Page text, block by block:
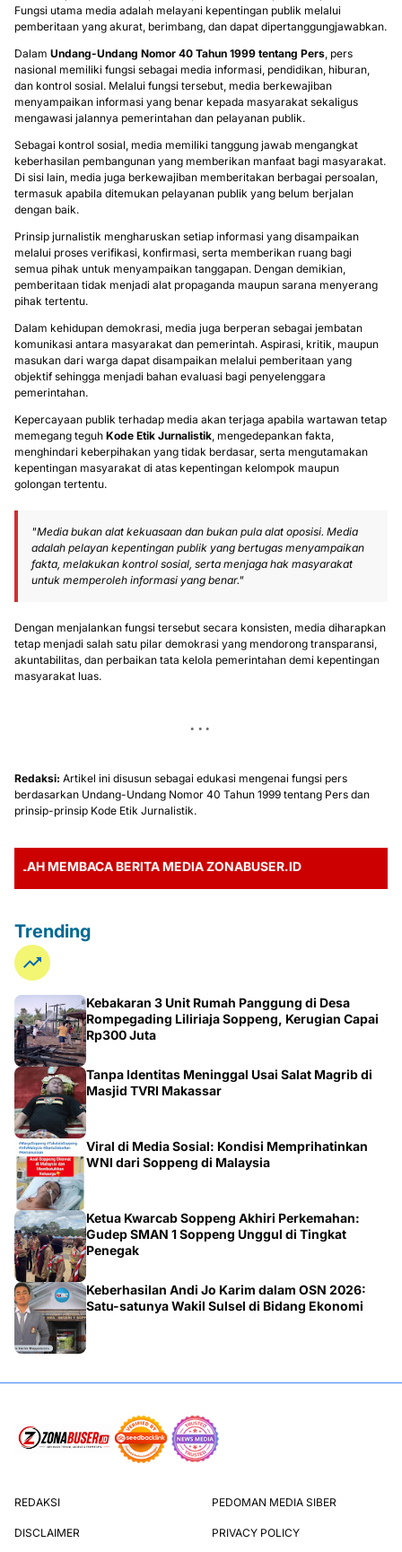
Fungsi utama media adalah melayani kepentingan publik melalui
pemberitaan yang akurat, berimbang, dan dapat dipertanggungjawabkan.
Dalam Undang-Undang Nomor 40 Tahun 1999 tentang Pers , pers
nasional memiliki fungsi sebagai media informasi, pendidikan, hiburan,
dan kontrol sosial. Melalui fungsi tersebut, media berkewajiban
menyampaikan informasi yang benar kepada masyarakat sekaligus
mengawasi jalannya pemerintahan dan pelayanan publik.
Sebagai kontrol sosial, media memiliki tanggung jawab mengangkat
keberhasilan pembangunan yang memberikan manfaat bagi masyarakat.
Di sisi lain, media juga berkewajiban memberitakan berbagai persoalan,
termasuk apabila ditemukan pelayanan publik yang belum berjalan
dengan baik.
Prinsip jurnalistik mengharuskan setiap informasi yang disampaikan
melalui proses verifikasi, konfirmasi, serta memberikan ruang bagi
semua pihak untuk menyampaikan tanggapan. Dengan demikian,
pemberitaan tidak menjadi alat propaganda maupun sarana menyerang
pihak tertentu.
Dalam kehidupan demokrasi, media juga berperan sebagai jembatan
komunikasi antara masyarakat dan pemerintah. Aspirasi, kritik, maupun
masukan dari warga dapat disampaikan melalui pemberitaan yang
objektif sehingga menjadi bahan evaluasi bagi penyelenggara
pemerintahan.
Kepercayaan publik terhadap media akan terjaga apabila wartawan tetap
memegang teguh Kode Etik Jurnalistik , mengedepankan fakta,
menghindari keberpihakan yang tidak berdasar, serta mengutamakan
kepentingan masyarakat di atas kepentingan kelompok maupun
golongan tertentu.
"Media bukan alat kekuasaan dan bukan pula alat oposisi. Media
adalah pelayan kepentingan publik yang bertugas menyampaikan
fakta, melakukan kontrol sosial, serta menjaga hak masyarakat
untuk memperoleh informasi yang benar."
Dengan menjalankan fungsi tersebut secara konsisten, media diharapkan
tetap menjadi salah satu pilar demokrasi yang mendorong transparansi,
akuntabilitas, dan perbaikan tata kelola pemerintahan demi kepentingan
masyarakat luas.
Redaksi: Artikel ini disusun sebagai edukasi mengenai fungsi pers
berdasarkan Undang-Undang Nomor 40 Tahun 1999 tentang Pers dan
prinsip-prinsip Kode Etik Jurnalistik.
BERITA MEDIA ZONABUSER.ID
Trending
Kebakaran 3 Unit Rumah Panggung di Desa
Rompegading Liliriaja Soppeng, Kerugian Capai
Rp300 Juta
Tanpa Identitas Meninggal Usai Salat Magrib di
Masjid TVRI Makassar
Viral di Media Sosial: Kondisi Memprihatinkan
WNI dari Soppeng di Malaysia
Ketua Kwarcab Soppeng Akhiri Perkemahan:
Gudep SMAN 1 Soppeng Unggul di Tingkat
Penegak
Keberhasilan Andi Jo Karim dalam OSN 2026:
Satu-satunya Wakil Sulsel di Bidang Ekonomi
REDAKSI PEDOMAN MEDIA SIBER
DISCLAIMER PRIVACY POLICY